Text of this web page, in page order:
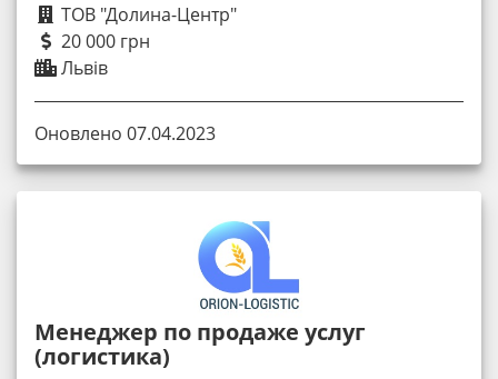
ТОВ "Долина-Центр"
20 000 грн
Львів
Оновлено 07.04.2023
Менеджер по продаже услуг
(логистика)